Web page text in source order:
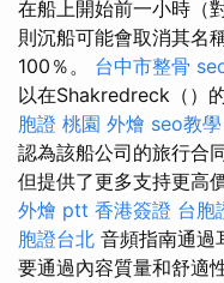
在船上開始前一小時（
則沉船可能會取消其名
100％。 台中市整骨
以在Shakredreck（）
胞證 桃園 外燴 seo教學
認為該船公司的旅行合
但提供了更多支持更高
外燴 ptt 香港簽證 台胞
胞證台北 音頻指南通過
要通過內容質量和舒適